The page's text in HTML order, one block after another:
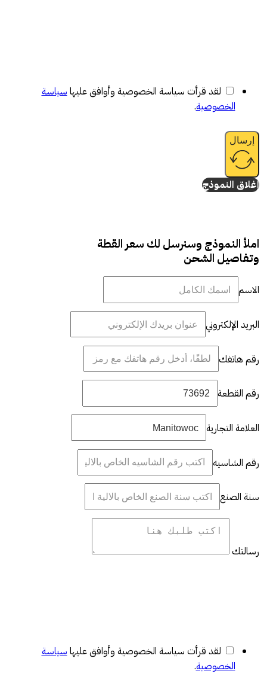
لقد قرأت سياسة الخصوصية وأوافق عليها سياسة
الخصوصية.
إرسال
إغلاق النموذج
املأ النموذج وسنرسل لك سعر القطة
وتفاصيل الشحن
الاسم
البريد الإلكتروني
رقم هاتفك
رقم القطعة
العلامة التجارية
رقم الشاسيه
سنة الصنع
رسالتك
لقد قرأت سياسة الخصوصية وأوافق عليها سياسة
الخصوصية.